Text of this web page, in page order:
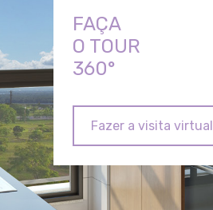
FAÇA
O TOUR
360°
Fazer a visita virtual